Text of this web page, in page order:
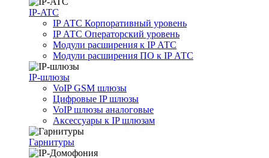
IP-ATC
IP АТС Корпоративный уровень
IP АТС Операторский уровень
Модули расширения к IP АТС
Модули расширения ПО к IP АТС
IP-шлюзы
VoIP GSM шлюзы
Цифровые IP шлюзы
VoIP шлюзы аналоговые
Аксессуары к IP шлюзам
Гарнитуры